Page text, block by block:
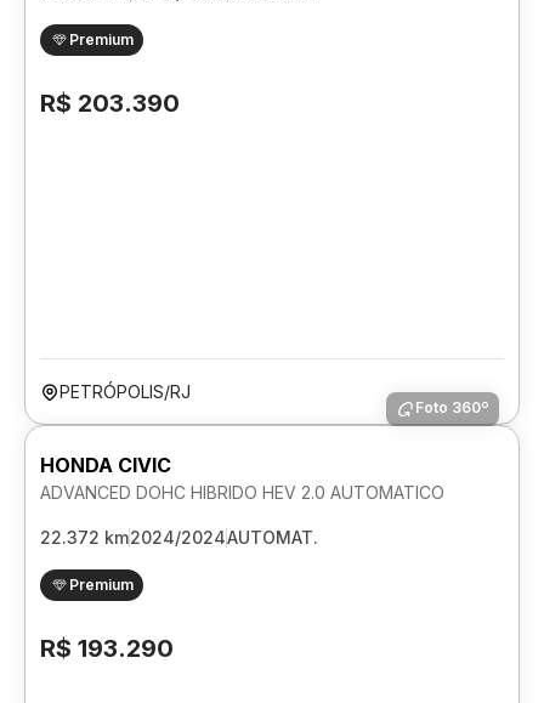
Premium
R$ 203.390
PETRÓPOLIS/RJ
Foto 360º
HONDA CIVIC
ADVANCED DOHC HIBRIDO HEV 2.0 AUTOMATICO
22.372 km2024/2024AUTOMAT.
Premium
R$ 193.290